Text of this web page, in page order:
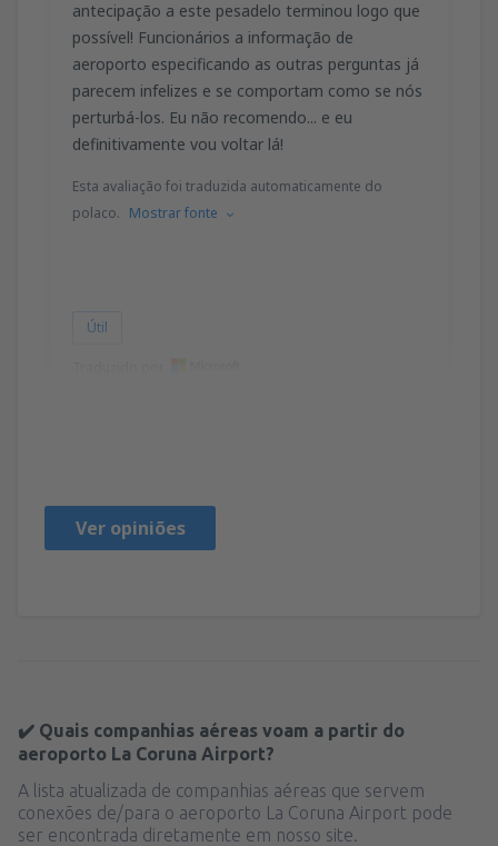
antecipação a este pesadelo terminou logo que
possível! Funcionários a informação de
aeroporto especificando as outras perguntas já
parecem infelizes e se comportam como se nós
perturbá-los. Eu não recomendo... e eu
definitivamente vou voltar lá!
Esta avaliação foi traduzida automaticamente do
polaco. Mostrar fonte
Útil
Ver opiniões
✔️ Quais companhias aéreas voam a partir do
aeroporto La Coruna Airport?
A lista atualizada de companhias aéreas que servem
conexões de/para o aeroporto La Coruna Airport pode
ser encontrada diretamente em nosso site.